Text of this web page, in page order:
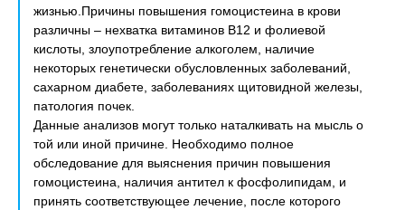
жизнью.Причины повышения гомоцистеина в крови
различны – нехватка витаминов В12 и фолиевой
кислоты, злоупотребление алкоголем, наличие
некоторых генетически обусловленных заболеваний,
сахарном диабете, заболеваниях щитовидной железы,
патология почек.
Данные анализов могут только наталкивать на мысль о
той или иной причине. Необходимо полное
обследование для выяснения причин повышения
гомоцистеина, наличия антител к фосфолипидам, и
принять соответствующее лечение, после которого